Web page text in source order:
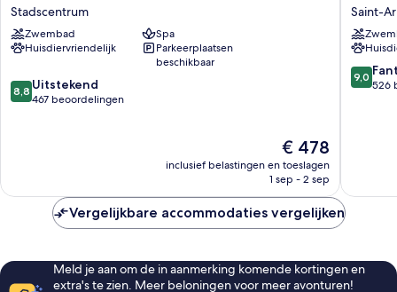
Barrière
Le
Royal
Deauville
Stadscentrum
Zwembad
Spa
Huisdiervriendelijk
Parkeerplaatsen
beschikbaar
8.8
van
8,8 Uitstekend
467 beoordelingen
De
prijs
is
€ 478
inclusief belastingen en toeslagen
1 sep - 2 sep
Barrière
L'Hôtel
du
Golf
Saint-
Saint-
9.0
van
9,0
526
Vergelijkbare accommodaties vergelijken
Meld je aan om de in aanmerking komende kortingen en
extra's te zien. Meer beloningen voor meer avonturen!